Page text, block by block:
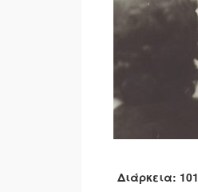
Διάρκεια: 101